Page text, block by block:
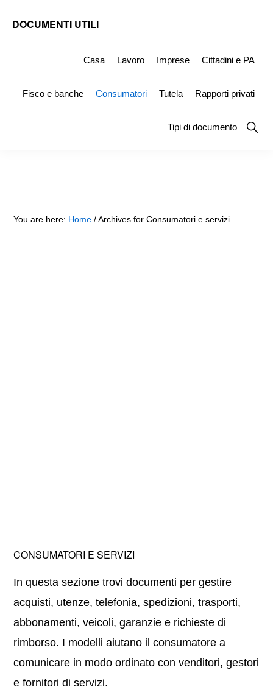
DOCUMENTI UTILI
Simile
Casa Lavoro Imprese Cittadini e PA
Fisco e banche Consumatori Tutela Rapporti privati
Tipi di documento
Show
You are here: Home /Archives for Consumatori e servizi
CONSUMATORI E SERVIZI
In questa sezione trovi documenti per gestire
acquisti, utenze, telefonia, spedizioni, trasporti,
abbonamenti, veicoli, garanzie e richieste di
rimborso. I modelli aiutano il consumatore a
comunicare in modo ordinato con venditori, gestori
e fornitori di servizi.